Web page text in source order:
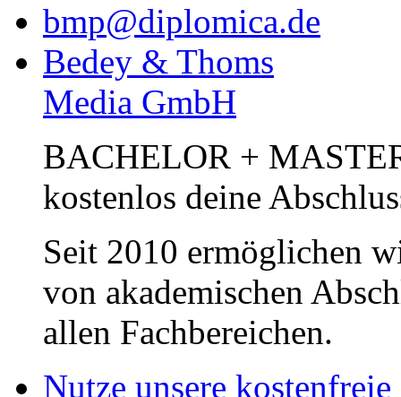
bmp@diplomica.de
Bedey & Thoms
Media GmbH
BACHELOR +
kostenlos deine
Seit 2010 ermöglichen
von akademischen
allen Fachbereichen.
Nutze unsere